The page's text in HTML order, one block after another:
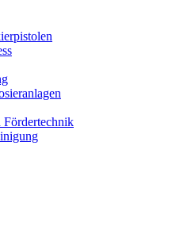
Fördertechnik